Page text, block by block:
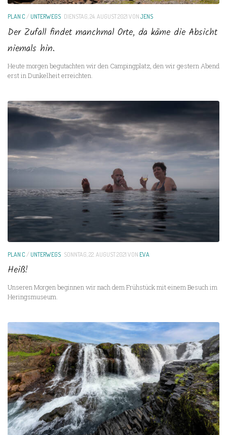
PLAN C/UNTERWEGS DIENSTAG, 24. AUGUST 2021VONJENS
Der Zufall findet manchmal Orte, da käme die Absicht
niemals hin.
Heute morgen begutachten wir den Campingplatz, den wir gestern Abend
erst in Dunkelheit erreichten.
PLAN C/UNTERWEGS SONNTAG, 22. AUGUST 2021VON EVA
Heiß!
Unseren Morgen beginnen wir nach dem Frühstück mit einem Besuch im
Heringsmuseum.